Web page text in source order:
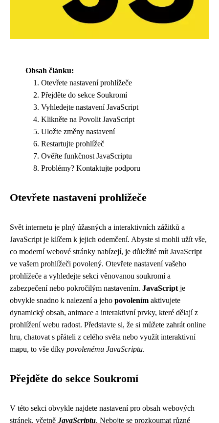
Obsah článku:
Otevřete nastavení prohlížeče
Přejděte do sekce Soukromí
Vyhledejte nastavení JavaScript
Klikněte na Povolit JavaScript
Uložte změny nastavení
Restartujte prohlížeč
Ověřte funkčnost JavaScriptu
Problémy? Kontaktujte podporu
Otevřete nastavení prohlížeče
Svět internetu je plný úžasných a interaktivních zážitků a
JavaScript je klíčem k jejich odemčení. Abyste si mohli užít vše,
co moderní webové stránky nabízejí, je důležité mít JavaScript
ve vašem prohlížeči povolený. Otevřete nastavení vašeho
prohlížeče a vyhledejte sekci věnovanou soukromí a
zabezpečení nebo pokročilým nastavením. JavaScript je
obvykle snadno k nalezení a jeho povolením aktivujete
dynamický obsah, animace a interaktivní prvky, které dělají z
prohlížení webu radost. Představte si, že si můžete zahrát online
hru, chatovat s přáteli z celého světa nebo využít interaktivní
mapu, to vše díky povolenému JavaScriptu.
Přejděte do sekce Soukromí
V této sekci obvykle najdete nastavení pro obsah webových
stránek, včetně JavaScriptu. Nebojte se prozkoumat různé